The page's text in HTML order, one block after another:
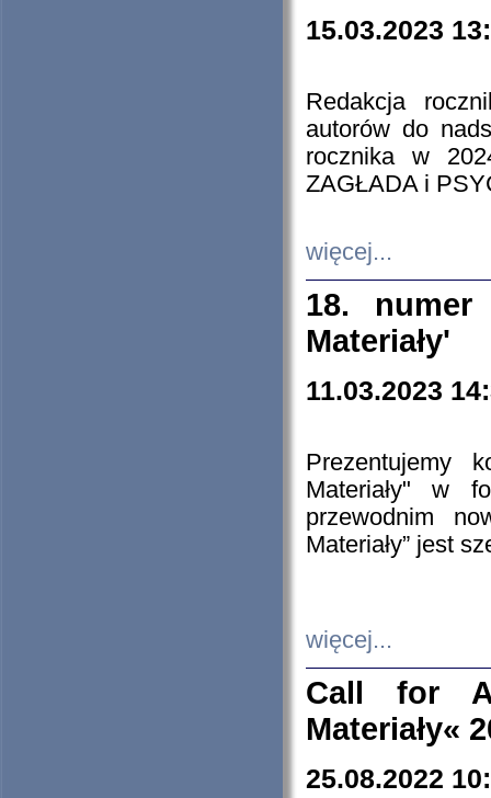
15.03.2023
Redakcja
autorów do
rocznika w
ZAGŁADA i
więcej...
18. numer
Materiały'
11.03.2023
Prezentujemy
Materiały" w
przewodnim
Materiały” jest
więcej...
Call for
Materiały«
25.08.2022